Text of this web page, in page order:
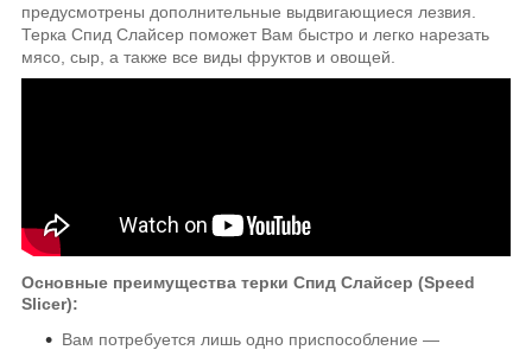
предусмотрены дополнительные выдвигающиеся лезвия.
Терка Спид Слайсер поможет Вам быстро и легко нарезать
мясо, сыр, а также все виды фруктов и овощей.
Основные преимущества терки Спид Слайсер (Speed
Slicer):
Вам потребуется лишь одно приспособление ―